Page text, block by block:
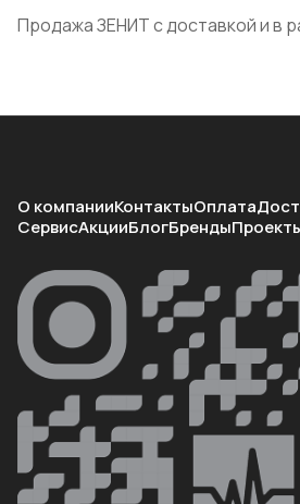
Продажа ЗЕНИТ с доставкой и в
О компанииКонтактыОплата
СервисАкцииБлогБренды